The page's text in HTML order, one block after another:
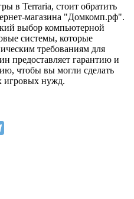
в Terraria, стоит обратить
магазина "Домкомп.рф".
выбор компьютерной
системы, которые
требованиям для
предоставляет гарантию и
чтобы вы могли сделать
игровых нужд.